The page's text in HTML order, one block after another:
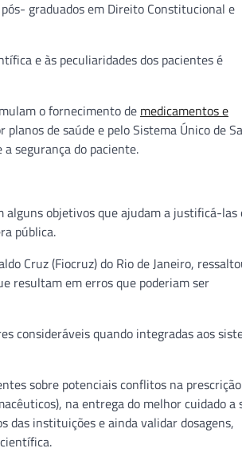
graduados em Direito Constitucional e
e às peculiaridades dos pacientes é
o fornecimento de medicamentos e
de saúde e pelo Sistema Único de
segurança do paciente.
alguns objetivos que ajudam a justificá-las
pública.
Cruz (Fiocruz) do Rio de Janeiro,
resultam em erros que poderiam ser
consideráveis quando integradas aos
sobre potenciais conflitos na
na entrega do melhor cuidado a
das instituições e ainda validar dosagens,